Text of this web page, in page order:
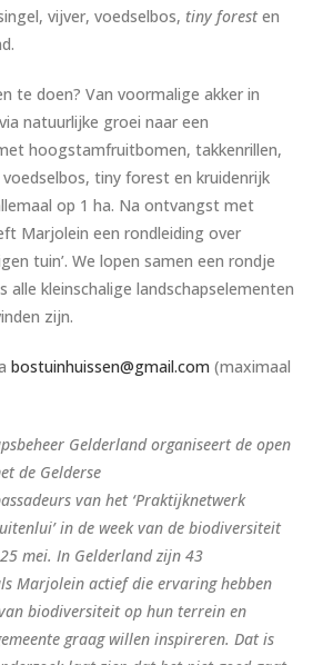
vijver, voedselbos,tiny foresten
te doen? Van voormalige akker in
natuurlijke groei naar een
hoogstamfruitbomen, takkenrillen,
tiny forest en kruidenrijk
op 1 ha. Na ontvangst met
Marjolein een rondleiding over
tuin’. We lopen samen een rondje
alle kleinschalige landschapselementen
zijn.
bostuinhuissen@gmail.com (maximaal
Gelderland organiseert de open
de Gelderse
van het ‘Praktijknetwerk
in de week van de biodiversiteit
mei. In Gelderland zijn 43
Marjolein actief die ervaring hebben
biodiversiteit op hun terrein en
graag willen inspireren. Dat is